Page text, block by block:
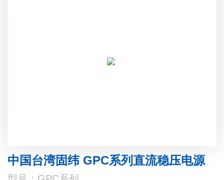
中国台湾固纬 GPC系列直流稳压电源